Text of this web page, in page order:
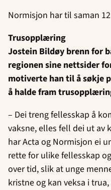
Normisjon har til saman
Trusopplæring
Jostein Bildøy brenn for
regionen sine nettsider
motiverte han til å søkje
å halde fram
– Dei treng fellesskap å
vaksne, elles fell dei ut av
har Acta og Normisjon ei
rette for ulike fellesskap
over tid, slik at unge
kristne og kan veksa i